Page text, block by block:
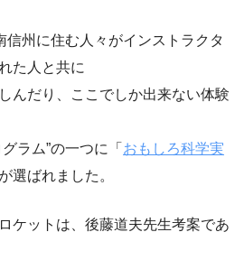
信州に住む人々がインストラクタ
た人と共に
んだり、ここでしか出来ない体験
ラム”の一つに「 おもしろ科学実
選ばれました。
ケットは、後藤道夫先生考案であ